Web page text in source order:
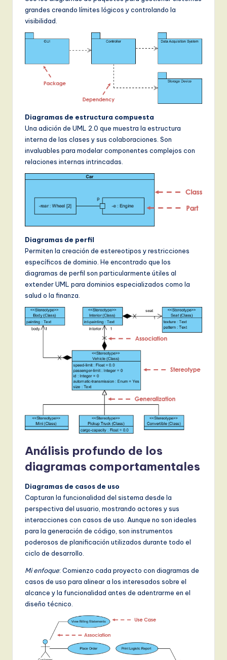
grandes creando límites lógicos y controlando la
visibilidad.
Diagramas de estructura compuesta
Una adición de UML 2.0 que muestra la estructura
interna de las clases y sus colaboraciones. Son
invaluables para modelar componentes complejos con
relaciones internas intrincadas.
Diagramas de perfil
Permiten la creación de estereotipos y restricciones
específicos de dominio. He encontrado que los
diagramas de perfil son particularmente útiles al
extender UML para dominios especializados como la
salud o la finanza.
Análisis profundo de los
diagramas comportamentales
Diagramas de casos de uso
Capturan la funcionalidad del sistema desde la
perspectiva del usuario, mostrando actores y sus
interacciones con casos de uso. Aunque no son ideales
para la generación de código, son instrumentos
poderosos de planificación utilizados durante todo el
ciclo de desarrollo.
Mi enfoque: Comienzo cada proyecto con diagramas de
casos de uso para alinear a los interesados sobre el
alcance y la funcionalidad antes de adentrarme en el
diseño técnico.